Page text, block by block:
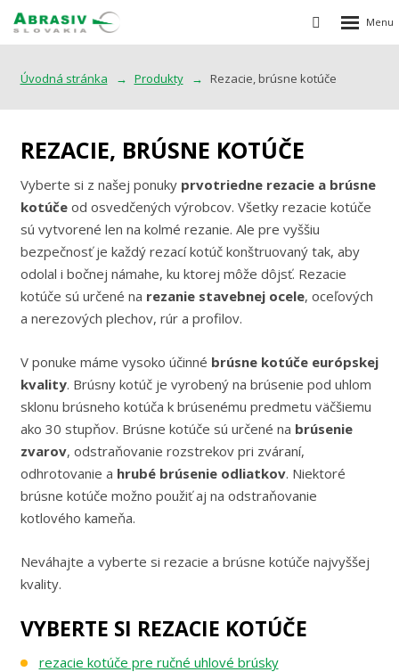
Vyhledávání
Rozbalení
menu
Úvodná stránka Produkty Rezacie, brúsne kotúče
REZACIE, BRÚSNE KOTÚČE
Vyberte si z našej ponuky prvotriedne rezacie a brúsne
kotúčeod osvedčených výrobcov. Všetky rezacie kotúče
sú vytvorené len na kolmé rezanie. Ale pre vyššiu
bezpečnosť je každý rezací kotúč konštruovaný tak, aby
odolal i bočnej námahe, ku ktorej môže dôjsť. Rezacie
kotúče sú určené na rezanie stavebnej ocele, oceľových
a nerezových plechov, rúr a profilov.
V ponuke máme vysoko účinné brúsne kotúče európskej
kvality. Brúsny kotúč je vyrobený na brúsenie pod uhlom
sklonu brúsneho kotúča k brúsenému predmetu väčšiemu
ako 30 stupňov. Brúsne kotúče sú určené na brúsenie
zvarov, odstraňovanie rozstrekov pri zváraní,
odhrotovanie a hrubé brúsenie odliatkov. Niektoré
brúsne kotúče možno použiť aj na odstraňovanie
kotlového kameňa.
Neváhajte a vyberte si rezacie a brúsne kotúče najvyššej
kvality.
VYBERTE SI REZACIE KOTÚČE
rezacie kotúče pre ručné uhlové brúsky